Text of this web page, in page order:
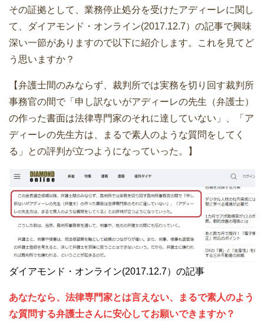
その証拠として、業務停止処分を受けたアディーレに関し
て、ダイアモンド・オンライン(2017.12.7）の記事で興味
深い一節がありますので以下に紹介します。これを見てど
う思いますか？
【弁護士間のみならず、裁判所では実務を切り回す裁判所
事務官の間で「申し訳ないがアディーレの先生（弁護士）
の作った書面は法律専門家のそれに達していない」、「ア
ディーレの先生方は、まるで素人のような質問をしてく
る」との評判が立つようになっていった。】
ダイアモンド・オンライン(2017.12.7）の記事
あなたなら、法律専門家とは言えない、まるで素人のよう
な質問する弁護士さんに安心してお願いできますか？